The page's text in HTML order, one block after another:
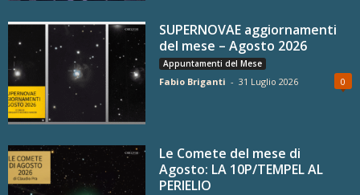
SUPERNOVAE aggiornamenti
del mese – Agosto 2026
Appuntamenti del Mese
Fabio Briganti - 31 Luglio 2026 0
Le Comete del mese di
Agosto: LA 10P/TEMPEL AL
PERIELIO